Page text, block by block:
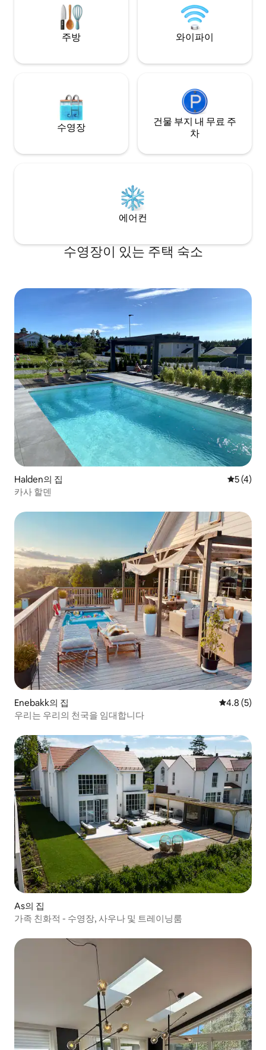
vekter og andre apparater. Her kan du
nyte aktive eller rolige dager.
주방 와이파이
수영장
건물 부지 내 무료 주
차
에어컨
수영장이 있는 주택 숙소
Halden의 집 평점 5점
5 (4)
카사 할덴
Enebakk의 집 평점 4.8점
4.8 (5)
우리는 우리의 천국을 임대합니다
As의 집
가족 친화적 - 수영장, 사우나 및 트레이닝룸